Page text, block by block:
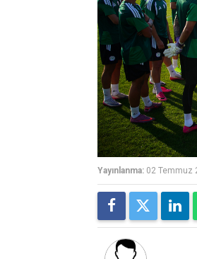
Yayınlanma: 02 Temmuz